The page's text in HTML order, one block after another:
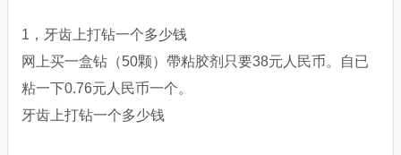
1，牙齿上打钻一个多少钱
网上买一盒钻（50颗）帶粘胶剂只要38元人民币。自已
粘一下0.76元人民币一个。
牙齿上打钻一个多少钱